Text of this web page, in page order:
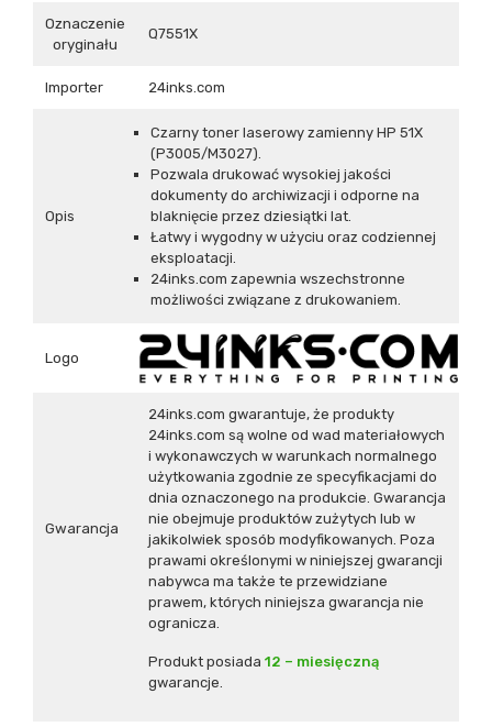
Oznaczenie
oryginału
Q7551X
Importer 24inks.com
Opis
Czarny toner laserowy zamienny HP 51X
(P3005/M3027).
Pozwala drukować wysokiej jakości
dokumenty do archiwizacji i odporne na
blaknięcie przez dziesiątki lat.
Łatwy i wygodny w użyciu oraz codziennej
eksploatacji.
24inks.com zapewnia wszechstronne
możliwości związane z drukowaniem.
Logo
Gwarancja
24inks.com gwarantuje, że produkty
24inks.com są wolne od wad materiałowych
i wykonawczych w warunkach normalnego
użytkowania zgodnie ze specyfikacjami do
dnia oznaczonego na produkcie. Gwarancja
nie obejmuje produktów zużytych lub w
jakikolwiek sposób modyfikowanych. Poza
prawami określonymi w niniejszej gwarancji
nabywca ma także te przewidziane
prawem, których niniejsza gwarancja nie
ogranicza.
Produkt posiada 12 – miesięczną
gwarancje.